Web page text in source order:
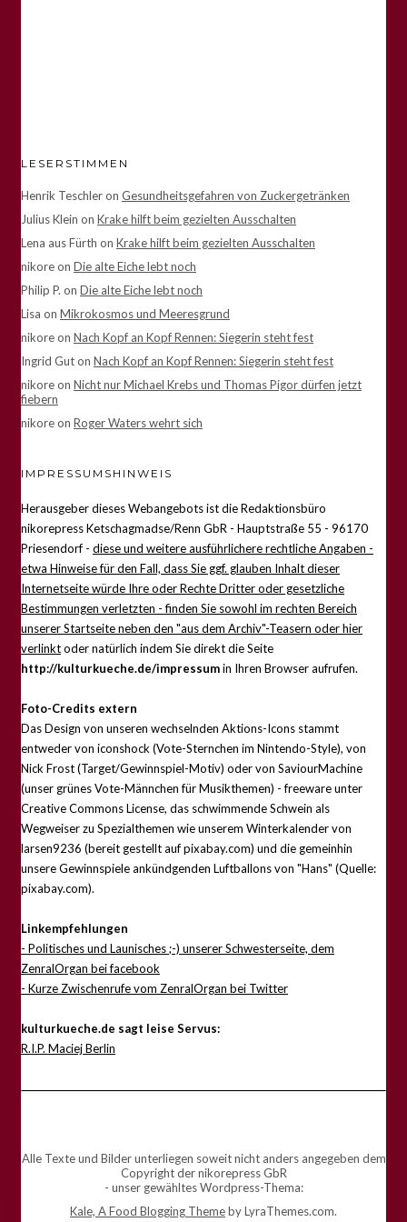
LESERSTIMMEN
Henrik Teschleron Gesundheitsgefahren von Zuckergetränken
Julius Klein on Krake hilft beim gezielten Ausschalten
Lena aus Fürth on Krake hilft beim gezielten Ausschalten
nikoreon Die alte Eiche lebt noch
Philip P. on Die alte Eiche lebt noch
Lisa on Mikrokosmos und Meeresgrund
nikoreon Nach Kopf an Kopf Rennen: Siegerin steht fest
Ingrid Guton Nach Kopf an Kopf Rennen: Siegerin steht fest
nikoreon Nicht nur Michael Krebs und Thomas Pigor dürfen jetzt
fiebern
nikoreon Roger Waters wehrt sich
IMPRESSUMSHINWEIS
Herausgeber dieses Webangebots ist die Redaktionsbüro
nikorepress Ketschagmadse/Renn GbR - Hauptstraße 55 - 96170
Priesendorf - diese und weitere ausführlichere rechtliche Angaben -
etwa Hinweise für den Fall, dass Sie ggf. glauben Inhalt dieser
Internetseite würde Ihre oder Rechte Dritter oder gesetzliche
Bestimmungen verletzten - finden Sie sowohl im rechten Bereich
unserer Startseite neben den "aus dem Archiv"-Teasern oder hier
verlinktoder natürlich indem Sie direkt die Seite
http://kulturkueche.de/impressumin Ihren Browser aufrufen.
Foto-Credits extern
Das Design von unseren wechselnden Aktions-Icons stammt
entweder von iconshock (Vote-Sternchen im Nintendo-Style), von
Nick Frost (Target/Gewinnspiel-Motiv) oder von SaviourMachine
(unser grünes Vote-Männchen für Musikthemen) - freeware unter
Creative Commons License, das schwimmende Schwein als
Wegweiser zu Spezialthemen wie unserem Winterkalender von
larsen9236 (bereit gestellt auf pixabay.com) und die gemeinhin
unsere Gewinnspiele ankündgenden Luftballons von "Hans" (Quelle:
pixabay.com).
Linkempfehlungen
- Politisches und Launisches ;-) unserer Schwesterseite, dem
ZenralOrgan bei facebook
- Kurze Zwischenrufe vom ZenralOrgan bei Twitter
kulturkueche.de sagt leise Servus:
R.I.P. Maciej Berlin
Alle Texte und Bilder unterliegen soweit nicht anders angegeben dem
Copyright der nikorepress GbR
- unser gewähltes Wordpress-Thema:
Kale, A Food Blogging Themeby LyraThemes.com.